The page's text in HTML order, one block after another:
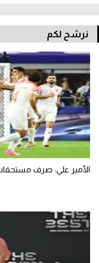
نرشح لكم
الأمير علي: صرف مستحقات